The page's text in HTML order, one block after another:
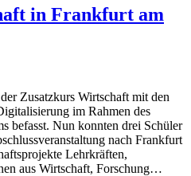
in Frankfurt am
Zusatzkurs Wirtschaft mit den
im Rahmen des
befasst. Nun konnten drei Schüler
nach Frankfurt
Lehrkräften,
aus Wirtschaft, Forschung…